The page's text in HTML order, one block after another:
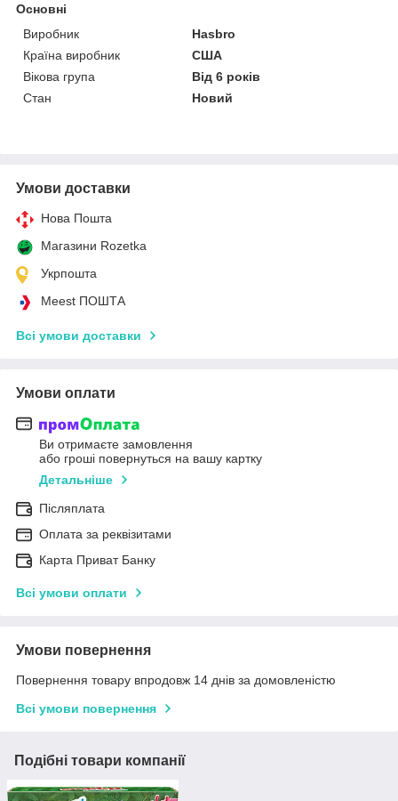
Основні
Виробник
Hasbro
Країна виробник
США
Вікова група
Від 6 років
Стан
Новий
Умови доставки
Нова Пошта
Магазини Rozetka
Укрпошта
Meest ПОШТА
Всі умови доставки
Умови оплати
Ви отримаєте замовлення
або гроші повернуться на вашу картку
Детальніше
Післяплата
Оплата за реквізитами
Карта Приват Банку
Всі умови оплати
Умови повернення
Повернення товару впродовж 14 днів за домовленістю
Всі умови повернення
Подібні товари компанії